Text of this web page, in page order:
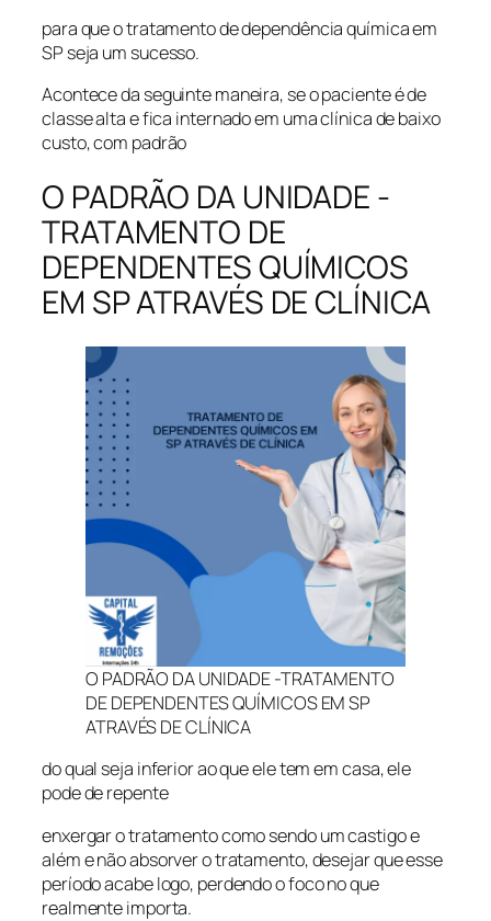
para que o tratamento de dependência química em
SP seja um sucesso.
Acontece da seguinte maneira, se o paciente é de
classe alta e fica internado em uma clínica de baixo
custo, com padrão
O PADRÃO DA UNIDADE -
TRATAMENTO DE
DEPENDENTES QUÍMICOS
EM SP ATRAVÉS DE CLÍNICA
O PADRÃO DA UNIDADE -TRATAMENTO
DE DEPENDENTES QUÍMICOS EM SP
ATRAVÉS DE CLÍNICA
do qual seja inferior ao que ele tem em casa, ele
pode de repente
enxergar o tratamento como sendo um castigo e
além e não absorver o tratamento, desejar que esse
período acabe logo, perdendo o foco no que
realmente importa.